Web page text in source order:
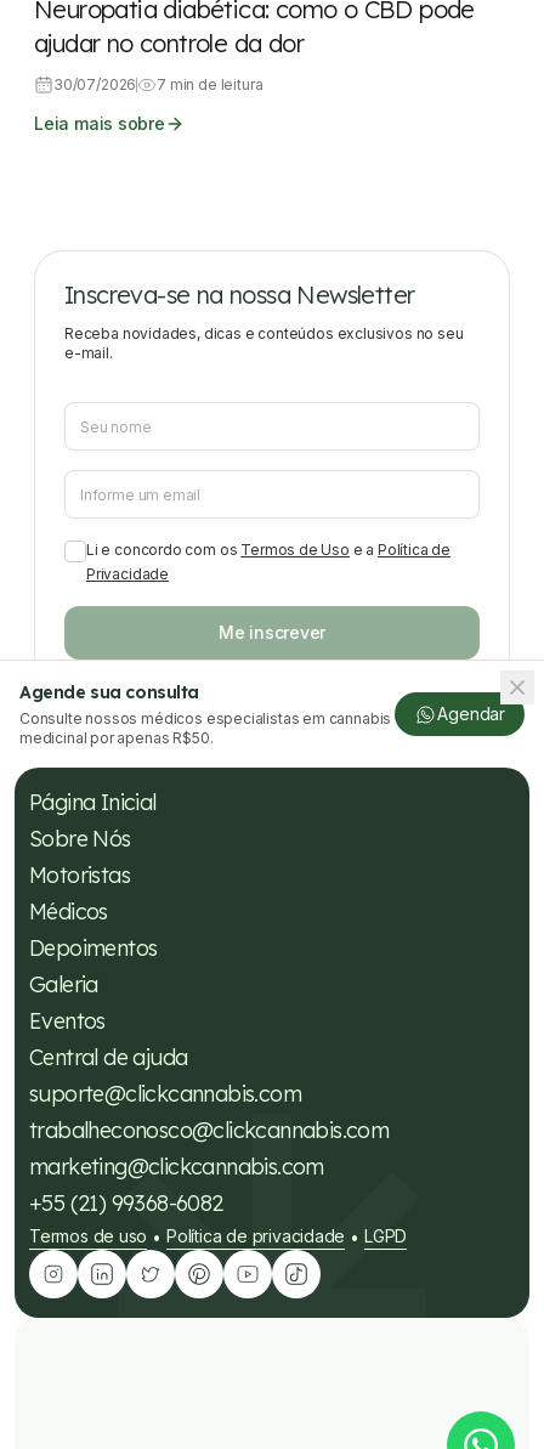
Neuropatia diabética: como o CBD pode
ajudar no controle da dor
30/07/2026 7 min de leitura
Leia mais sobre
Inscreva-se na nossa Newsletter
Receba novidades, dicas e conteúdos exclusivos no seu
e-mail.
Li e concordo com os Termos de Uso e a Política de
Privacidade
Me inscrever
Agende sua consulta
Consulte nossos médicos especialistas em cannabis
medicinal por apenas R$50.
Agendar
Página Inicial
Sobre Nós
Motoristas
Médicos
Depoimentos
Galeria
Eventos
Central de ajuda
suporte@clickcannabis.com
trabalheconosco@clickcannabis.com
marketing@clickcannabis.com
+55 (21) 99368-6082
Termos de uso • Política de privacidade • LGPD